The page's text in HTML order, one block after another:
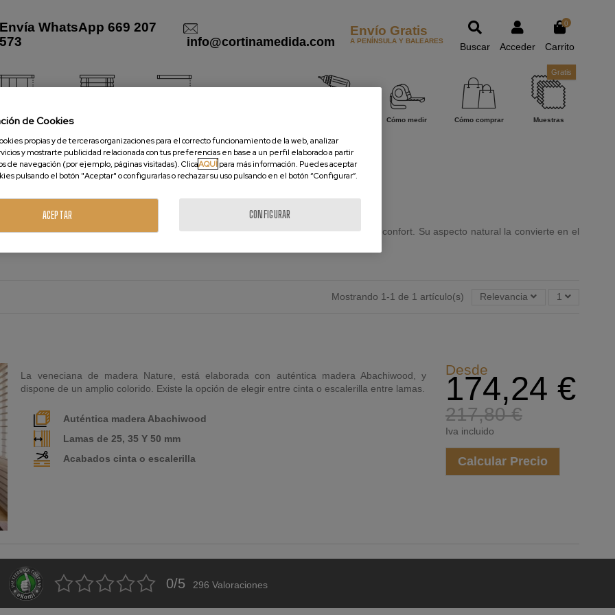
Envía WhatsApp 669 207
573
info@cortinamedida.com
Envío Gratis
A PENÍNSULA Y BALEARES Buscar Acceder
0
Carrito
Japonés Venecianas Muestras
Gratis
Cómo comprar
Cómo medir
que aporta un toque de intimidad a la estancia. Transmite sensación de lujo y confort. Su aspecto natural la convierte en el
de madera, como para ambientes modernos.
Mostrando 1-1 de 1 artículo(s) Relevancia 1
La veneciana de madera Nature, está elaborada con auténtica madera Abachiwood, y
dispone de un amplio colorido. Existe la opción de elegir entre cinta o escalerilla entre lamas.
Auténtica madera Abachiwood
Lamas de 25, 35 Y 50 mm
Acabados cinta o escalerilla
Desde
174,24 €
217,80 €
Iva incluido
Calcular Precio
0/5 296 Valoraciones
de Cookies
propias y de terceras organizaciones para el correcto funcionamiento de la web, analizar
y mostrarte publicidad relacionada con tus preferencias en base a un perfil elaborado a partir
de navegación (por ejemplo, páginas visitadas). ClicaAQUÍ para más información. Puedes aceptar
pulsando el botón "Aceptar" o configurarlas o rechazar su uso pulsando en el botón “Configurar”.
CONFIGURAR
ACEPTAR